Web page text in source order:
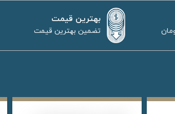
بهترین قیمت
تضمین بهترین قیمت